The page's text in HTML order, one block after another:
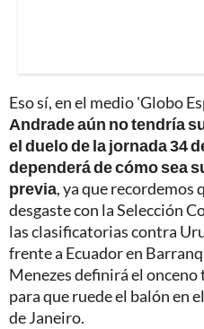
Eso sí, en el medio 'Globo
Andrade aún no tendría
el duelo de la jornada 34
dependerá de cómo sea
previa, ya que recordemos
desgaste con la Selección
las clasificatorias contra
frente a Ecuador en
Menezes definirá el
para que ruede el balón en
de Janeiro.